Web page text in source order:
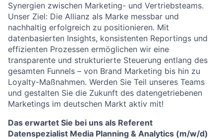
Synergien zwischen Marketing- und Vertriebsteams.
Unser Ziel: Die Allianz als Marke messbar und
nachhaltig erfolgreich zu positionieren. Mit
datenbasierten Insights, konsistenten Reportings und
effizienten Prozessen ermöglichen wir eine
transparente und strukturierte Steuerung entlang des
gesamten Funnels – von Brand Marketing bis hin zu
Loyalty-Maßnahmen. Werden Sie Teil unseres Teams
und gestalten Sie die Zukunft des datengetriebenen
Marketings im deutschen Markt aktiv mit!
Das erwartet Sie bei uns als Referent
Datenspezialist Media Planning & Analytics (m/w/d)